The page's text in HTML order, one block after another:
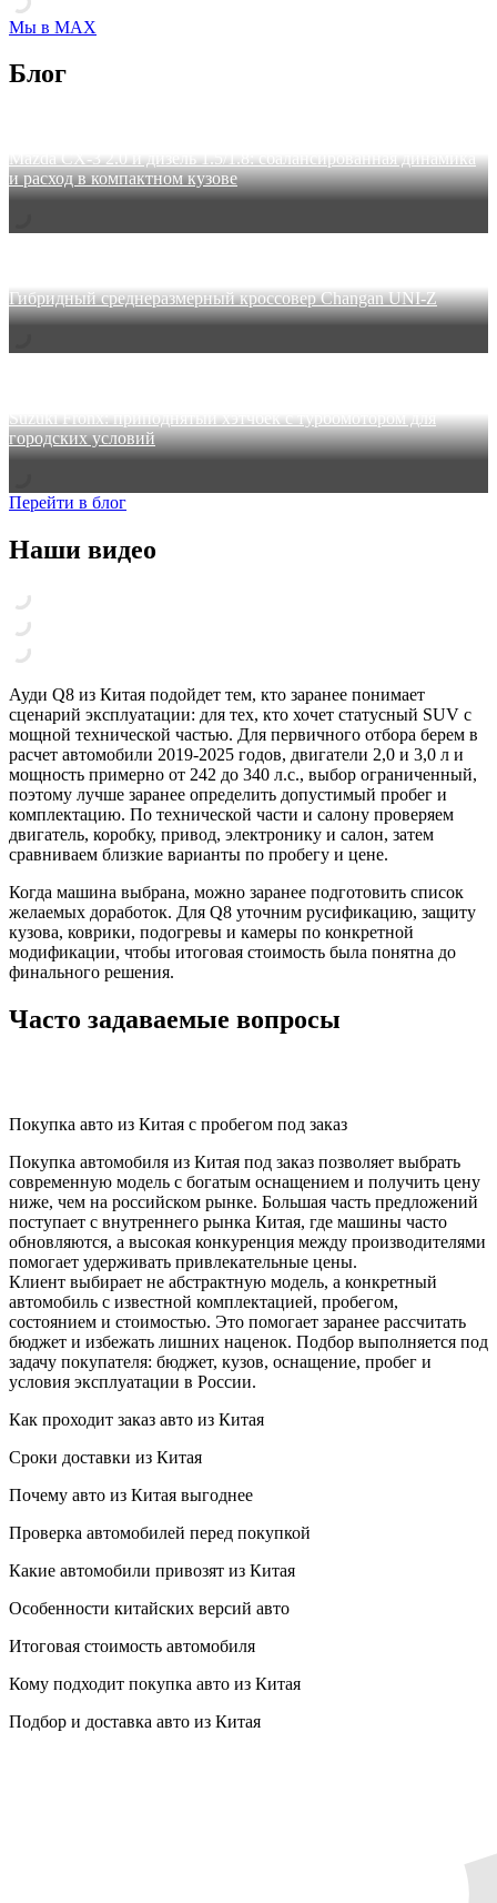
Мы в MAX
Блог
Mazda CX-3 2.0 и дизель 1.5/1.8: сбалансированная динамика
и расход в компактном кузове
Гибридный среднеразмерный кроссовер Changan UNI-Z
Suzuki Fronx: приподнятый хэтчбек с турбомотором для
городских условий
Перейти в блог
Наши видео
Ауди Q8 из Китая подойдет тем, кто заранее понимает
сценарий эксплуатации: для тех, кто хочет статусный SUV с
мощной технической частью. Для первичного отбора берем в
расчет автомобили 2019-2025 годов, двигатели 2,0 и 3,0 л и
мощность примерно от 242 до 340 л.с., выбор ограниченный,
поэтому лучше заранее определить допустимый пробег и
комплектацию. По технической части и салону проверяем
двигатель, коробку, привод, электронику и салон, затем
сравниваем близкие варианты по пробегу и цене.
Когда машина выбрана, можно заранее подготовить список
желаемых доработок. Для Q8 уточним русификацию, защиту
кузова, коврики, подогревы и камеры по конкретной
модификации, чтобы итоговая стоимость была понятна до
финального решения.
Часто задаваемые вопросы
Покупка авто из Китая с пробегом под заказ
Покупка автомобиля из Китая под заказ позволяет выбрать
современную модель с богатым оснащением и получить цену
ниже, чем на российском рынке. Большая часть предложений
поступает с внутреннего рынка Китая, где машины часто
обновляются, а высокая конкуренция между производителями
помогает удерживать привлекательные цены.
Клиент выбирает не абстрактную модель, а конкретный
автомобиль с известной комплектацией, пробегом,
состоянием и стоимостью. Это помогает заранее рассчитать
бюджет и избежать лишних наценок. Подбор выполняется под
задачу покупателя: бюджет, кузов, оснащение, пробег и
условия эксплуатации в России.
Как проходит заказ авто из Китая
Сроки доставки из Китая
Почему авто из Китая выгоднее
Проверка автомобилей перед покупкой
Какие автомобили привозят из Китая
Особенности китайских версий авто
Итоговая стоимость автомобиля
Кому подходит покупка авто из Китая
Подбор и доставка авто из Китая